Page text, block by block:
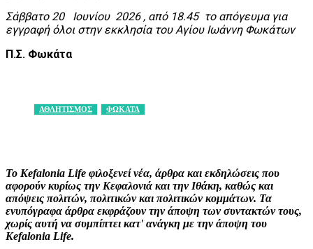
Σάββατο 20 Ιουνίου 2026 , από 18.45 το απόγευμα για
εγγραφή όλοι στην εκκλησία του Αγίου Ιωάννη Φωκάτων
Π.Σ. Φωκάτα
ΑΘΛΗΤΙΣΜΟΣ ΦΩΚΑΤΑ
Το Kefalonia Life φιλοξενεί νέα, άρθρα και εκδηλώσεις που
αφορούν κυρίως την Κεφαλονιά και την Ιθάκη, καθώς και
απόψεις πολιτών, πολιτικών και πολιτικών κομμάτων. Τα
ενυπόγραφα άρθρα εκφράζουν την άποψη των συντακτών τους,
χωρίς αυτή να συμπίπτει κατ' ανάγκη με την άποψη του
Kefalonia Life.